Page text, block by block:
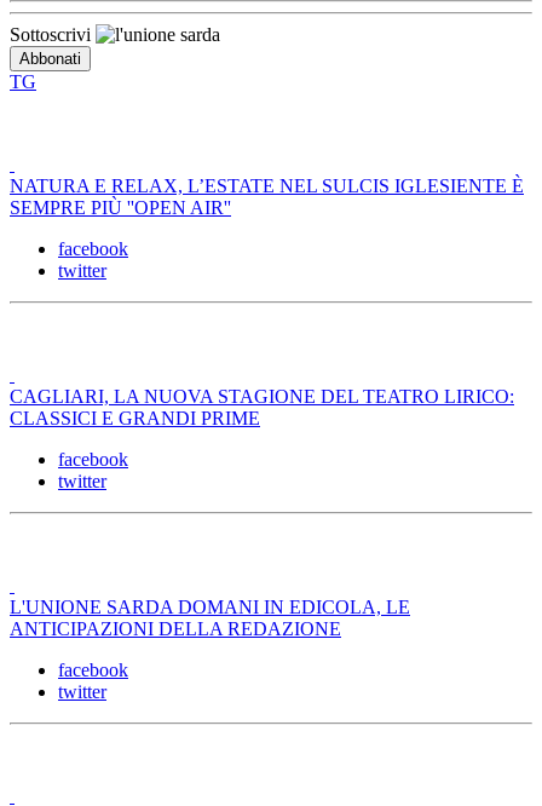
Sottoscrivi
TG
NATURA E RELAX, L’ESTATE NEL SULCIS IGLESIENTE È
SEMPRE PIÙ ''OPEN AIR''
facebook
twitter
CAGLIARI, LA NUOVA STAGIONE DEL TEATRO LIRICO:
CLASSICI E GRANDI PRIME
facebook
twitter
L'UNIONE SARDA DOMANI IN EDICOLA, LE
ANTICIPAZIONI DELLA REDAZIONE
facebook
twitter